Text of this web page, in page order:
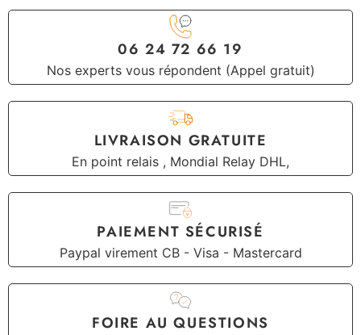
06 24 72 66 19
Nos experts vous répondent (Appel gratuit)
LIVRAISON GRATUITE
En point relais , Mondial Relay DHL,
PAIEMENT SÉCURISÉ
Paypal virement CB - Visa - Mastercard
FOIRE AU QUESTIONS